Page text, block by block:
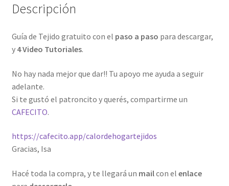
Descripción
Guía de Tejido gratuito con el paso a paso para descargar,
y 4Video Tutoriales.
No hay nada mejor que dar!! Tu apoyo me ayuda a seguir
adelante.
Si te gustó el patroncito y querés, compartirme un
CAFECITO.
https://cafecito.app/calordehogartejidos
Gracias, Isa
Hacé toda la compra, y te llegará un mailcon el enlace